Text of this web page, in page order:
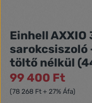
Einhell
sarokcsiszoló
töltő nélkül
99 400 Ft
(78 268 Ft + 27% Áfa)